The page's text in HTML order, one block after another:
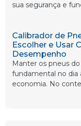
sua segurança e
Calibrador de
Escolher e Usar
Desempenho
Manter os pneus
fundamental no dia
economia. No